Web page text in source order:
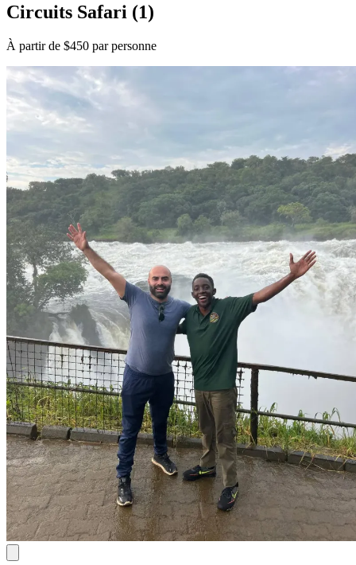
Circuits Safari (1)
À partir de $450 par personne